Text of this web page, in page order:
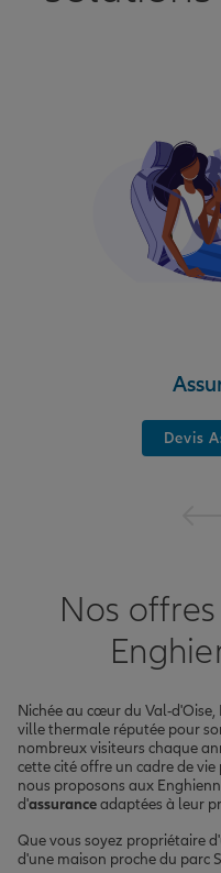
Devis
Nos
Nichée au cœur du Val-
ville thermale réputée pour
nombreux visiteurs chaque
cette cité offre un cadre de vie
nous proposons aux
d'assuranceadaptées à leur
Que vous soyez propriétaire
d'une maison proche du parc